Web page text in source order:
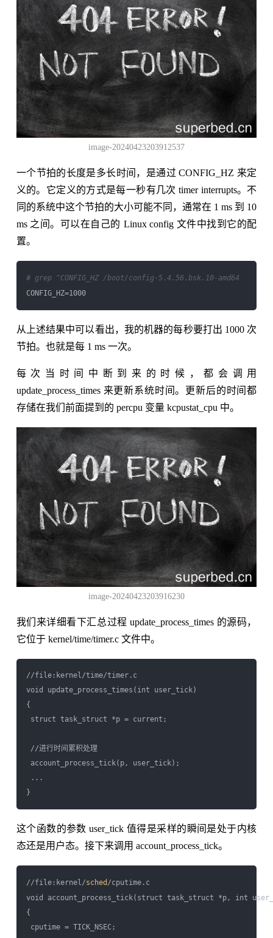
image-20240423203912537
一个节拍的长度是多长时间，是通过 CONFIG_HZ 来定
义的。它定义的方式是每一秒有几次 timer interrupts。不
同的系统中这个节拍的大小可能不同，通常在 1 ms 到 10
ms 之间。可以在自己的 Linux config 文件中找到它的配
置。
# grep ^CONFIG_HZ /boot/config-5.4.56.bsk.10-amd64
CONFIG_HZ=1000
从上述结果中可以看出，我的机器的每秒要打出 1000 次
节拍。也就是每 1 ms 一次。
每次当时间中断到来的时候，都会调用
update_process_times 来更新系统时间。更新后的时间都
存储在我们前面提到的 percpu 变量 kcpustat_cpu 中。
image-20240423203916230
我们来详细看下汇总过程 update_process_times 的源码，
它位于 kernel/time/timer.c 文件中。
//file:kernel/time/timer.c
void update_process_times(int user_tick)
{
struct task_struct *p = current;
//进行时间累积处理
account_process_tick(p, user_tick);
...
这个函数的参数 user_tick 值得是采样的瞬间是处于内核
态还是用户态。接下来调用 account_process_tick。
//file:kernel/sched /cputime.c
void account_process_tick(struct task_struct *p, int
{
cputime = TICK_NSEC;